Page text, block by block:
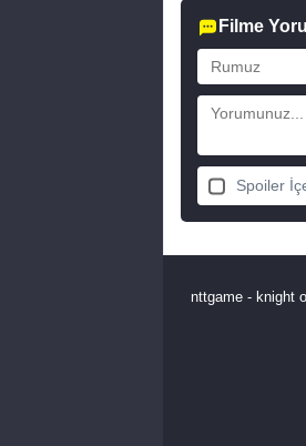
Filme
Spoiler
nttgame - knight